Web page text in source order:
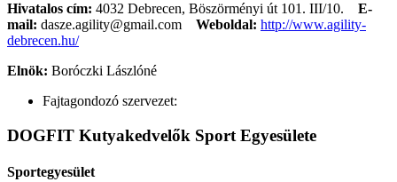
Hivatalos cím: 4032 Debrecen, Böszörményi út 101. III/10. E-
mail: dasze.agility@gmail.com Weboldal: http://www.agility-
debrecen.hu/
Elnök: Boróczki Lászlóné
Fajtagondozó szervezet:
DOGFIT Kutyakedvelők Sport Egyesülete
Sportegyesület